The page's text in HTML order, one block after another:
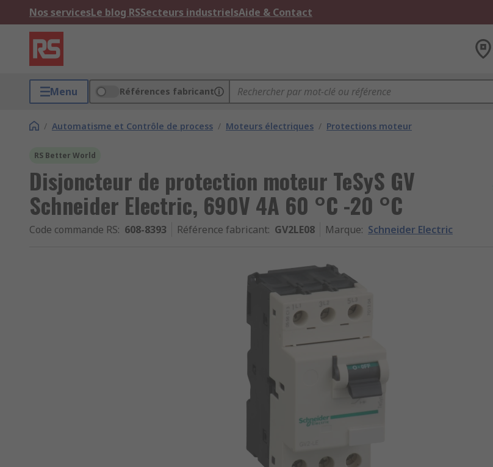
Nos servicesLe blog RSSecteurs industrielsAide & Contact
Menu Références fabricant
/ Automatisme et Contrôle de process / Moteurs électriques / Protections moteur
RS Better World
Disjoncteur de protection moteur TeSyS GV
Schneider Electric, 690V 4A 60 °C -20 °C
Code commande RS: 608-8393 Référence fabricant: GV2LE08 Marque: Schneider Electric